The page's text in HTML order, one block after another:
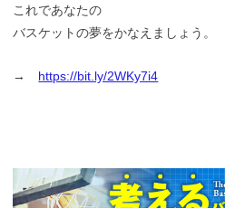
これであなたの
バスケットの夢をかなえましょう。
→ https://bit.ly/2WKy7i4